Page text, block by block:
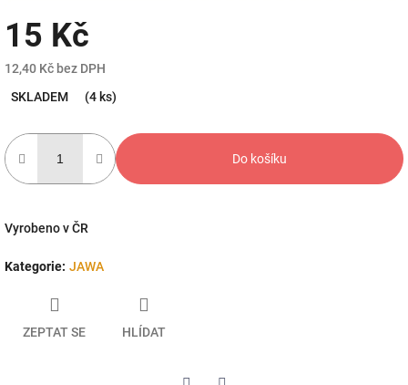
15 Kč
12,40 Kč bez DPH
cena:
SKLADEM (4 ks)
Do košíku
Vyrobeno v ČR
Kategorie: JAWA
ZEPTAT SE HLÍDAT